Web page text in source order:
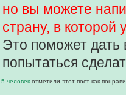
но вы можете
страну, в
Это поможет дать
попытаться
5 человек отметили этот пост как